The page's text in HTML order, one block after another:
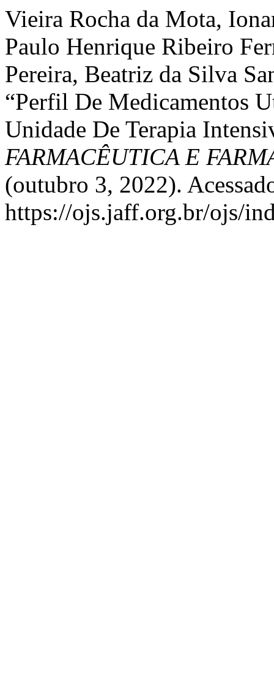
Vieira Rocha da Mota,
Paulo Henrique Ribeiro
Pereira, Beatriz da Silva
“Perfil De Medicamentos
Unidade De Terapia
FARMACÊUTICA E
(outubro 3, 2022).
https://ojs.jaff.org.br/ojs/